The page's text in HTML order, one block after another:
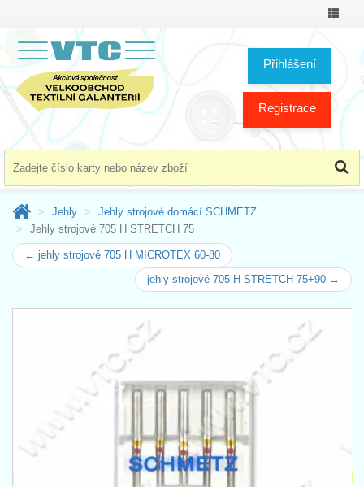
Přihlášení
Registrace
Jehly
Jehly strojové domácí SCHMETZ
Jehly strojové 705 H STRETCH 75
← jehly strojové 705 H MICROTEX 60-80
jehly strojové 705 H STRETCH 75+90 →